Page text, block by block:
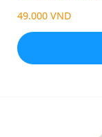
49.000 VND